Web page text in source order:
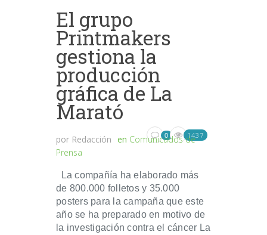
El grupo
Printmakers
gestiona la
producción
gráfica de La
Marató
por Redacción en Comunicados de
Prensa
0 1437
La compañía ha elaborado más
de 800.000 folletos y 35.000
posters para la campaña que este
año se ha preparado en motivo de
la investigación contra el cáncer La